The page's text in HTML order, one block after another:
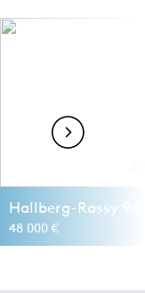
Hallberg-Rassy
48 000 €